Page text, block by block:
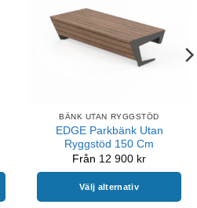
BÄNK UTAN RYGGSTÖD
EDGE Parkbänk Utan
Ryggstöd 150 Cm
Från 12 900 kr
Välj alternativ